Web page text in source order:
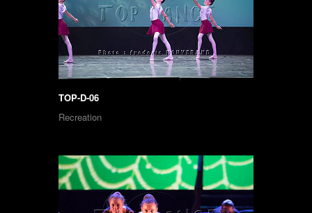
TOP-D-06
Recreation